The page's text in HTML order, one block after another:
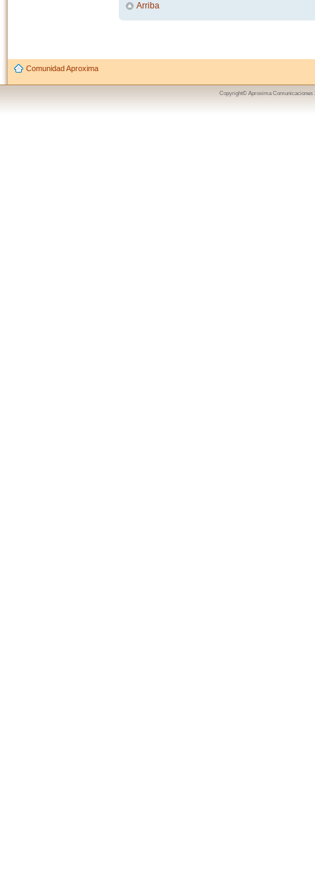
Arriba
Comunidad Aproxima
Copyright© Aproxima Comunicaciones